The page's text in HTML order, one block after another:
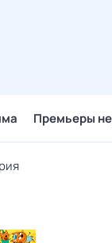
Премьеры